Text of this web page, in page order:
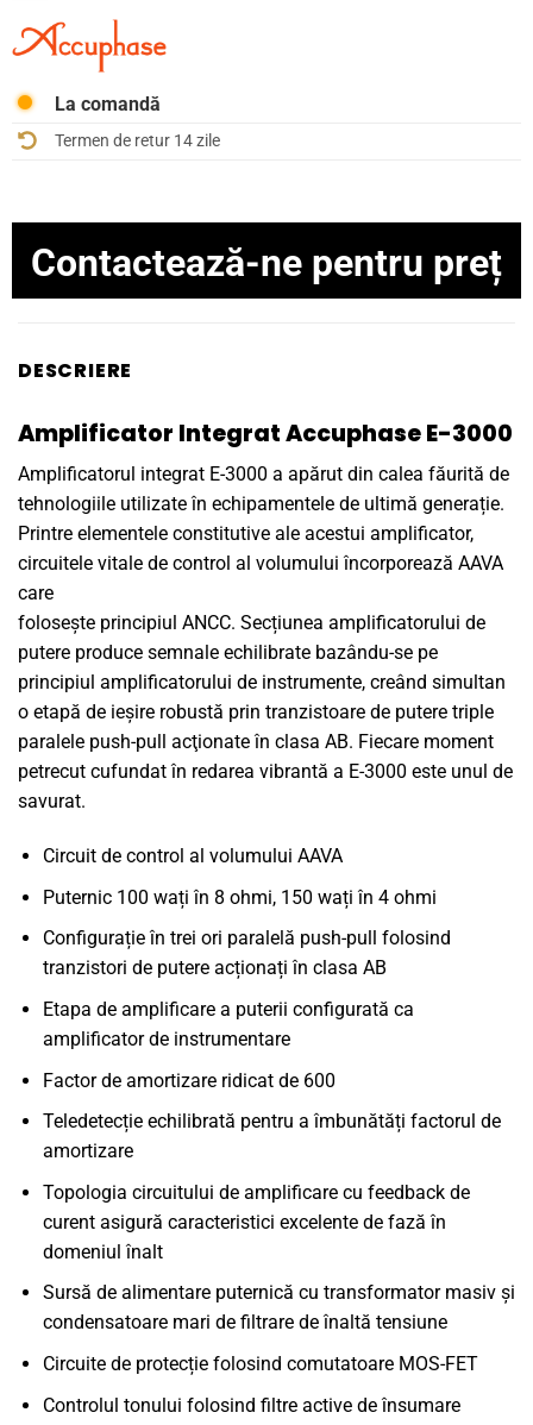
La comandă
Termen de retur 14 zile
Contactează-ne pentru preț
DESCRIERE
Amplificator Integrat Accuphase E-3000
Amplificatorul integrat E-3000 a apărut din calea făurită de
tehnologiile utilizate în echipamentele de ultimă generație.
Printre elementele constitutive ale acestui amplificator,
circuitele vitale de control al volumului încorporează AAVA
care
folosește principiul ANCC. Secțiunea amplificatorului de
putere produce semnale echilibrate bazându-se pe
principiul amplificatorului de instrumente, creând simultan
o etapă de ieșire robustă prin tranzistoare de putere triple
paralele push-pull acţionate în clasa AB. Fiecare moment
petrecut cufundat în redarea vibrantă a E-3000 este unul de
savurat.
Circuit de control al volumului AAVA
Puternic 100 wați în 8 ohmi, 150 wați în 4 ohmi
Configurație în trei ori paralelă push-pull folosind
tranzistori de putere acționați în clasa AB
Etapa de amplificare a puterii configurată ca
amplificator de instrumentare
Factor de amortizare ridicat de 600
Teledetecție echilibrată pentru a îmbunătăți factorul de
amortizare
Topologia circuitului de amplificare cu feedback de
curent asigură caracteristici excelente de fază în
domeniul înalt
Sursă de alimentare puternică cu transformator masiv și
condensatoare mari de filtrare de înaltă tensiune
Circuite de protecție folosind comutatoare MOS-FET
Controlul tonului folosind filtre active de însumare